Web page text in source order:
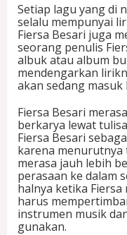
i
i
Setiap lagu yang di
selalu mempunyai
Fiersa Besari juga
seorang penulis
albuk atau album
mendengarkan
akan sedang masuk
Fiersa Besari
berkarya lewat
Fiersa Besari
karena menurutnya
merasa jauh lebih
perasaan ke dalam
halnya ketika
harus
instrumen musik
gunakan.